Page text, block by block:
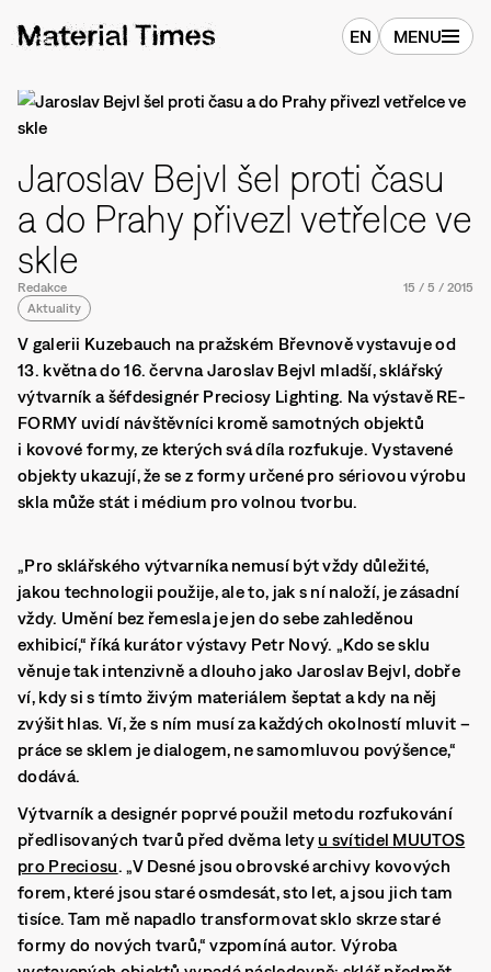
EN MENU
Jaroslav Bejvl šel proti času
a do Prahy přivezl vetřelce ve
skle
Redakce 15 / 5 / 2015
Aktuality
V galerii Kuzebauch na pražském Břevnově vystavuje od
13. května do 16. června Jaroslav Bejvl mladší, sklářský
výtvarník a šéfdesignér Preciosy Lighting. Na výstavě RE-
FORMY uvidí návštěvníci kromě samotných objektů
i kovové formy, ze kterých svá díla rozfukuje. Vystavené
objekty ukazují, že se z formy určené pro sériovou výrobu
skla může stát i médium pro volnou tvorbu.
„Pro sklářského výtvarníka nemusí být vždy důležité,
jakou technologii použije, ale to, jak s ní naloží, je zásadní
vždy. Umění bez řemesla je jen do sebe zahleděnou
exhibicí,“ říká kurátor výstavy Petr Nový. „Kdo se sklu
věnuje tak intenzivně a dlouho jako Jaroslav Bejvl, dobře
ví, kdy si s tímto živým materiálem šeptat a kdy na něj
zvýšit hlas. Ví, že s ním musí za každých okolností mluvit –
práce se sklem je dialogem, ne samomluvou povýšence,“
dodává.
Výtvarník a designér poprvé použil metodu rozfukování
předlisovaných tvarů před dvěma letyu svítidel MUUTOS
pro Preciosu. „V Desné jsou obrovské archivy kovových
forem, které jsou staré osmdesát, sto let, a jsou jich tam
tisíce. Tam mě napadlo transformovat sklo skrze staré
formy do nových tvarů,“ vzpomíná autor. Výroba